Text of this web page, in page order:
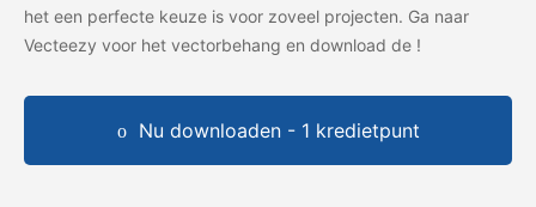
het een perfecte keuze is voor zoveel projecten. Ga naar
Vecteezy voor het vectorbehang en download de !
Nu downloaden - 1 kredietpunt